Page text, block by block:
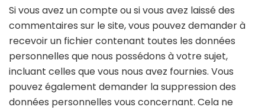
Si vous avez un compte ou si vous avez laissé des
commentaires sur le site, vous pouvez demander à
recevoir un fichier contenant toutes les données
personnelles que nous possédons à votre sujet,
incluant celles que vous nous avez fournies. Vous
pouvez également demander la suppression des
données personnelles vous concernant. Cela ne